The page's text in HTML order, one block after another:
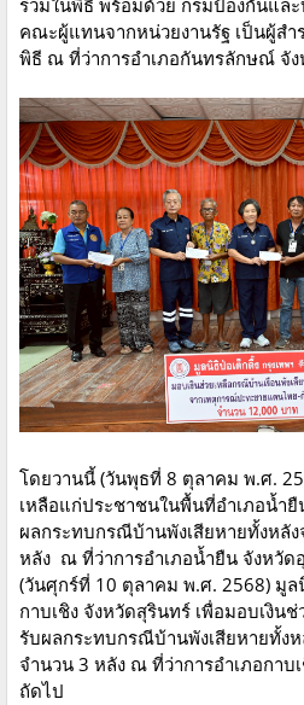
ร่วมในพิธี พร้อมด้วย กรมป้องกันแล
คณะผู้แทนจากหน่วยงานรัฐ เป็นผู้สำ
พิธี ณ ที่ว่าการอำเภอกันทรลักษณ์ จัง
โดยวานนี้ (วันพุธที่ 8 ตุลาคม พ.ศ.
เหลือแก่ประชาชนในพื้นที่อำเภอน้ำ
ผลกระทบกรณีบ้านพังเสียหายทั้งหลั
หลัง ณ ที่ว่าการอำเภอน้ำยืน จังหวั
(วันศุกร์ที่ 10 ตุลาคม พ.ศ. 2568) มู
กาบเชิง จังหวัดสุรินทร์ เพื่อมอบเงิน
รับผลกระทบกรณีบ้านพังเสียหายทั้ง
จำนวน 3 หลัง ณ ที่ว่าการอําเภอกาบ
ถัดไป